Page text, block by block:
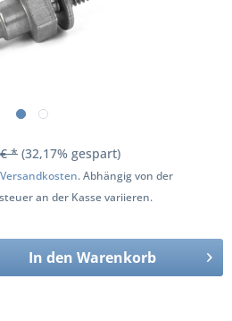
* (32,17% gespart)
Versandkosten. Abhängig von der
an der Kasse variieren.
In den Warenkorb